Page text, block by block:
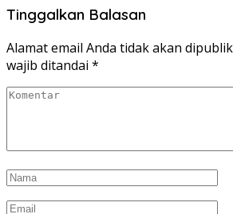
Tinggalkan Balasan
Alamat email Anda tidak akan
wajib ditandai *